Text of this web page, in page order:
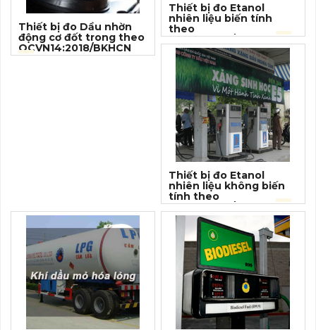
Thiết bị đo Dầu nhờn
động cơ đốt trong theo
QCVN14:2018/BKHCN
(1)
Thiết bị đo Etanol
nhiên liệu biến tính
theo
QCVN1:2015/BKHCN(1)
Thiết bị đo Etanol
nhiên liệu không biến
tính theo
QCVN1:2015/BKHCN(1)